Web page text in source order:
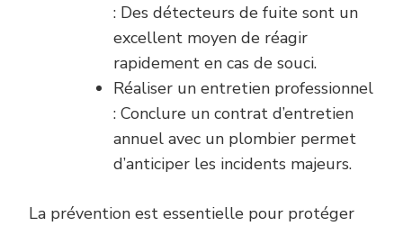
: Des détecteurs de fuite sont un
excellent moyen de réagir
rapidement en cas de souci.
Réaliser un entretien professionnel
: Conclure un contrat d’entretien
annuel avec un plombier permet
d’anticiper les incidents majeurs.
La prévention est essentielle pour protéger